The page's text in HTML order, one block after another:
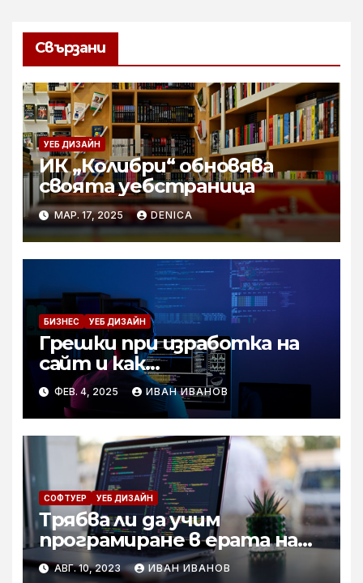
Свързани
УЕБ ДИЗАЙН
ИК „Колибри“ обновява
своята уебстраница
МАР. 17, 2025 DENICA
БИЗНЕС УЕБ ДИЗАЙН
Грешки при изработка на
сайт и как
професионалистите ги
избягват
ФЕВ. 4, 2025 ИВАН ИВАНОВ
СОФТУЕР УЕБ ДИЗАЙН
Трябва ли да учим
програмиране в ерата на
изкуствения интелект?
АВГ. 10, 2023 ИВАН ИВАНОВ